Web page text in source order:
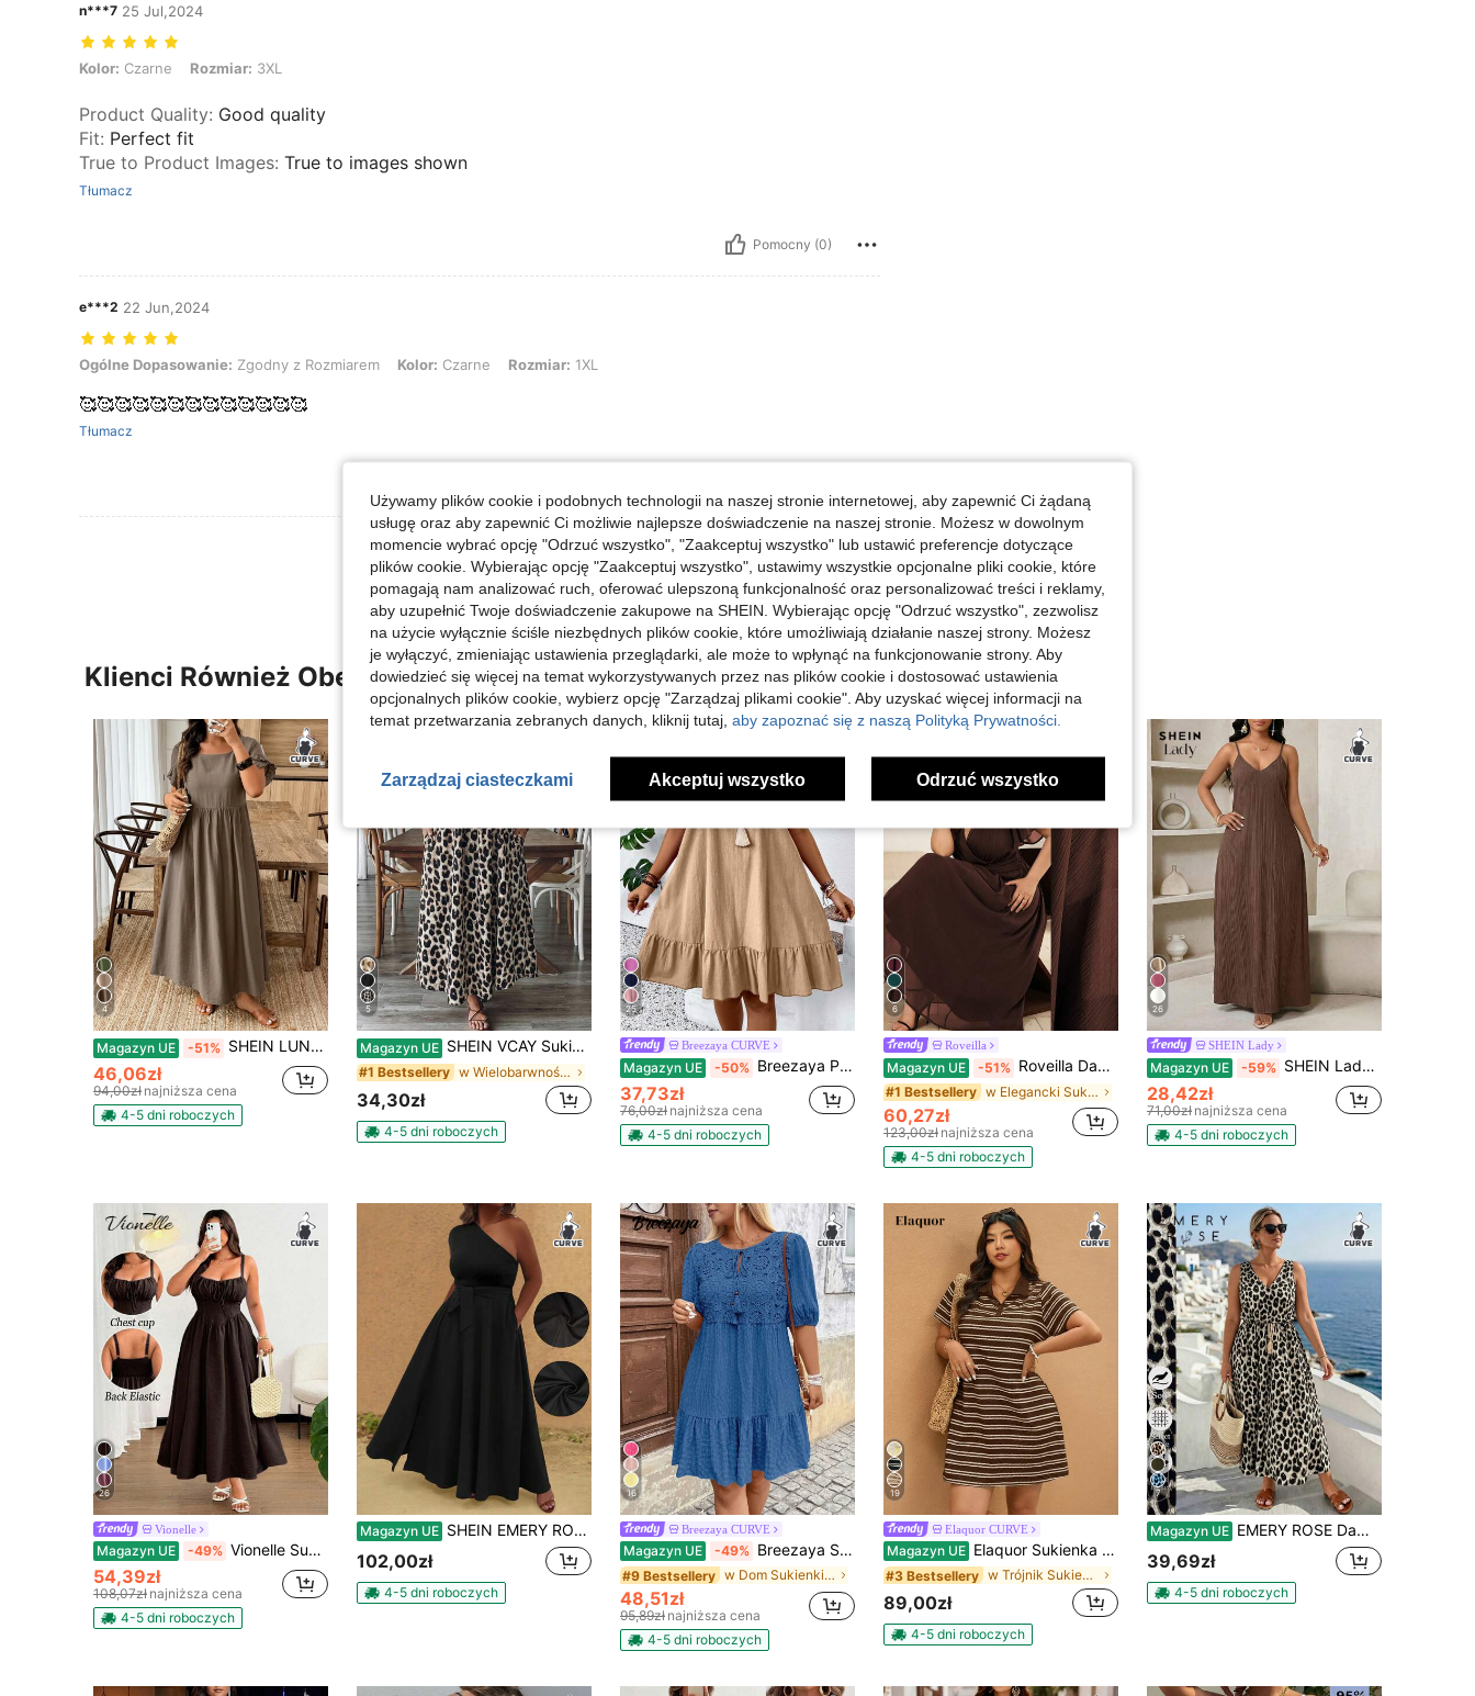
n***7 25 Jul,2024
Kolor: Czarne, Rozmiar: 3XL
Kolor: Czarne Rozmiar: 3XL
Product Quality: Good quality
Fit: Perfect fit
True to Product Images: True to images shown
Tłumacz
Pomocny (0)
e***2 22 Jun,2024
Ogólne Dopasowanie: Zgodny z Rozmiarem, Kolor: Czarne, Rozmiar: 1XL
Ogólne Dopasowanie: Zgodny z Rozmiarem Kolor: Czarne Rozmiar: 1XL
🥰🥰🥰🥰🥰🥰🥰🥰🥰🥰🥰🥰🥰
Tłumacz
Zobacz Więcej Opinii
Klienci Również Obejrzeli
4
Magazyn UE -51% SHEIN LUNE CURVE Sukienka z szyfonu z marszczeniami w kształcie litery A, z krótkim rękawem, w jednolitym kolorze, do pracy, na lato, damska, plus size, letnia, letnia, damska, odzież damska
46,06zł
94,00zł najniższa cena
4-5 dni roboczych
5
Magazyn UE SHEIN VCAY Sukienka damska w panterkę, na co dzień i na imprezę w dużym rozmiarze
#1 Bestsellery w Wielobarwność Sukienki w dużych rozmiarach
34,30zł
4-5 dni roboczych
25
Breezaya CURVE
Magazyn UE -50% Breezaya Plus Size Kobiety Lato Swobodny Styl Wakacyjny Jednolity Kolor Falbana U dołu Luźna Sukienka na Ramiączkach Sukienka z Czystej Bawełny Damskie Sukienki Na Co Dzień Dla Kobiet Letnie Sukienki Damskie Sukienka Zanzea Dla Kobiet
37,73zł
76,00zł najniższa cena
4-5 dni roboczych
6
Roveilla
Magazyn UE -51% Roveilla Damska sukienka maxi z marszczonego szyfonu, z marszczeniami na krzyż, ze skręconą talią, z marszczeniami z tyłu, z elastycznym pasem, w kształcie litery A, z rozszerzanymi rękawami, elegancka, francuska, retro, do pracy, na wakacje, w stylu casual, w stylu ulicznym, minimalistyczna, uniwersalna, na popołudniową herbatkę, wiosenno-letnią, kopertową sukienkę dla kobiet, sukienka kopertowa z dekoltem w serek, damska formalna, brązowa sukienka, brązowe sukienki dla puszystych, brązowa sukienka maxi
#1 Bestsellery w Elegancki Sukienki w dużych rozmiarach
60,27zł
123,00zł najniższa cena
4-5 dni roboczych
26
SHEIN Lady
Magazyn UE -59% SHEIN Lady Sukienka plisowana dla kobiet w dużych rozmiarach, w stylu wakacyjnym, w jednolitym kolorze
28,42zł
71,00zł najniższa cena
4-5 dni roboczych
26
Vionelle
Magazyn UE -49% Vionelle Sukienka plażowa maxi damska w dużym rozmiarze, elegancka, w jednolitym kolorze, z wiązaniem z przodu i kokardą na ramiączkach spaghetti, odpowiednia na plażę, do kurortu, na imprezę, randkę, festiwal muzyczny, na wiosnę/lato, o uniwersalnym designie
54,39zł
108,07zł najniższa cena
4-5 dni roboczych
Magazyn UE SHEIN EMERY ROSE CURVE Plus Size Klasyczna Czarna Sukienka Midi Bez Rękawów Z Kieszeniami, Wiązana W Talii I Falbanką, Pasek Na Ramię, Smukły I Pochlebny Strój Damski Maxi
102,00zł
4-5 dni roboczych
16
Breezaya CURVE
Magazyn UE -49% Breezaya Sukienka patchworkowa z koronki rozpuszczalnej w wodzie, z dekoltem w serek i rękawami typu latarnia w dużym rozmiarze
#9 Bestsellery w Dom Sukienki w dużych rozmiarach
48,51zł
95,89zł najniższa cena
4-5 dni roboczych
19
Elaquor CURVE
Magazyn UE Elaquor Sukienka w paski, luźna, swobodna, z krótkim rękawem i rozcięciem w dużym rozmiarze
#3 Bestsellery w Trójnik Sukienki w dużych rozmiarach
89,00zł
4-5 dni roboczych
7
Magazyn UE EMERY ROSE Damska casualowa sukienka do dojazdów w stylu europejsko-amerykańskim retro, z nadrukiem w panterkę, plus size, bez rękawów, z dekoltem w serek, wiązaniem w talii i wyszczuplającym krojem, długa, z pełną spódnicą, letnia sukienka casualowa
39,69zł
4-5 dni roboczych
Używamy plików cookie i podobnych technologii na naszej stronie internetowej, aby zapewnić Ci żądaną
usługę oraz aby zapewnić Ci możliwie najlepsze doświadczenie na naszej stronie. Możesz w dowolnym
momencie wybrać opcję "Odrzuć wszystko", "Zaakceptuj wszystko" lub ustawić preferencje dotyczące
plików cookie. Wybierając opcję "Zaakceptuj wszystko", ustawimy wszystkie opcjonalne pliki cookie, które
pomagają nam analizować ruch, oferować ulepszoną funkcjonalność oraz personalizować treści i reklamy,
aby uzupełnić Twoje doświadczenie zakupowe na SHEIN. Wybierając opcję "Odrzuć wszystko", zezwolisz
na użycie wyłącznie ściśle niezbędnych plików cookie, które umożliwiają działanie naszej strony. Możesz
je wyłączyć, zmieniając ustawienia przeglądarki, ale może to wpłynąć na funkcjonowanie strony. Aby
dowiedzieć się więcej na temat wykorzystywanych przez nas plików cookie i dostosować ustawienia
opcjonalnych plików cookie, wybierz opcję "Zarządzaj plikami cookie". Aby uzyskać więcej informacji na
temat przetwarzania zebranych danych, kliknij tutaj, aby zapoznać się z naszą Polityką Prywatności.
Zarządzaj ciasteczkami Akceptuj wszystko Odrzuć wszystko